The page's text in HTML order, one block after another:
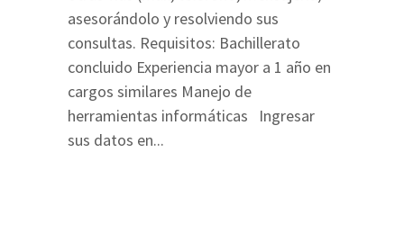
asesorándolo y resolviendo sus
consultas. Requisitos: Bachillerato
concluido Experiencia mayor a 1 año en
cargos similares Manejo de
herramientas informáticas Ingresar
sus datos en...